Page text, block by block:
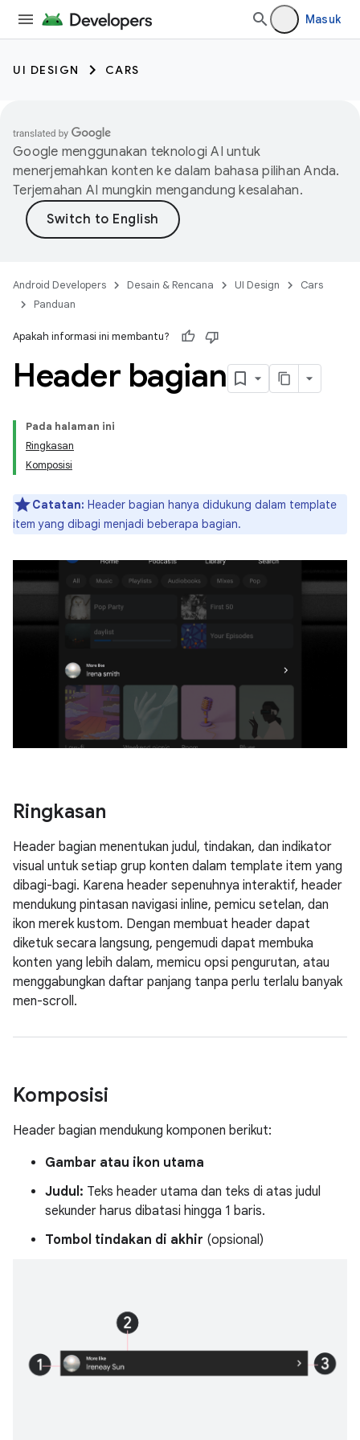
Masuk
UI DESIGN CARS
Google menggunakan teknologi AI untuk
menerjemahkan konten ke dalam bahasa pilihan Anda.
Terjemahan AI mungkin mengandung kesalahan.
Android Developers Desain & Rencana UI Design
Cars
Panduan
Apakah informasi ini membantu?
Header bagian
Pada halaman ini
Ringkasan
Komposisi
Catatan: Header bagian hanya didukung dalam template
item yang dibagi menjadi beberapa bagian.
Ringkasan
Header bagian menentukan judul, tindakan, dan indikator
visual untuk setiap grup konten dalam template item yang
dibagi-bagi. Karena header sepenuhnya interaktif, header
mendukung pintasan navigasi inline, pemicu setelan, dan
ikon merek kustom. Dengan membuat header dapat
diketuk secara langsung, pengemudi dapat membuka
konten yang lebih dalam, memicu opsi pengurutan, atau
menggabungkan daftar panjang tanpa perlu terlalu banyak
men-scroll.
Komposisi
Header bagian mendukung komponen berikut:
Gambar atau ikon utama
Judul: Teks header utama dan teks di atas judul
sekunder harus dibatasi hingga 1 baris.
Tombol tindakan di akhir (opsional)